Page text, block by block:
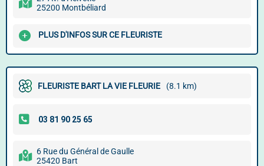
25200 Montbéliard
PLUS D'INFOS SUR CE FLEURISTE
FLEURISTE BART LA VIE FLEURIE (8.1 km)
6 Rue du Général de Gaulle
25420 Bart